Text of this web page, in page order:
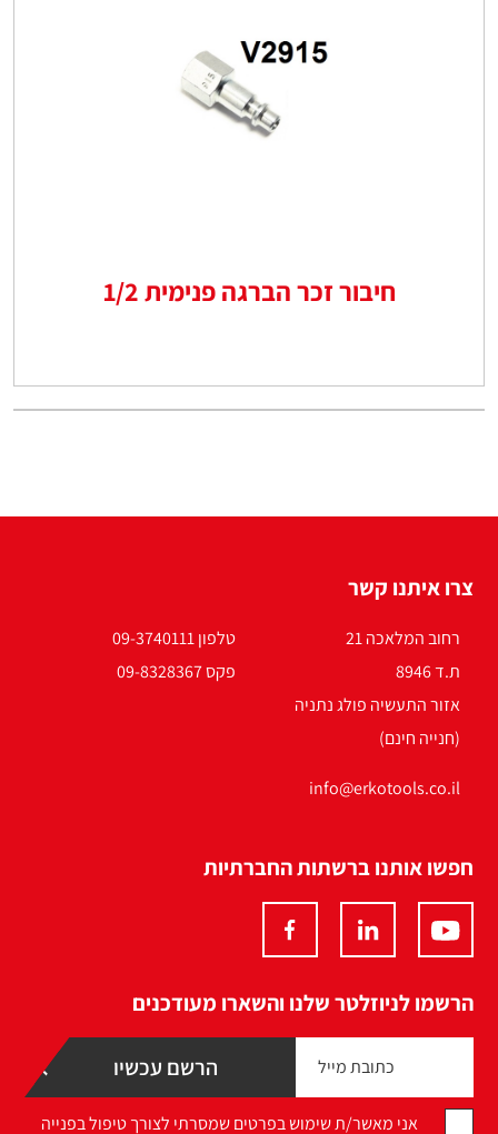
חיבור זכר הברגה פנימית 1/2
צרו איתנו קשר
רחוב המלאכה 21
ת.ד 8946
אזור התעשיה פולג נתניה
(חנייה חינם)
טלפון 09-3740111
פקס 09-8328367
info@erkotools.co.il
חפשו אותנו ברשתות החברתיות
הרשמו לניוזלטר שלנו והשארו מעודכנים
אני מאשר/ת שימוש בפרטים שמסרתי לצורך טיפול בפנייה